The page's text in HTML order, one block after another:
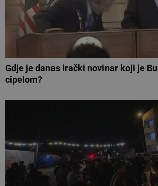
Gdje je danas irački novinar koji je
cipelom?